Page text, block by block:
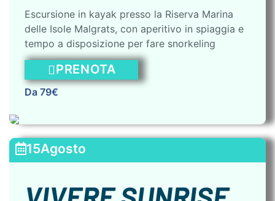
Escursione in kayak presso la Riserva Marina
delle Isole Malgrats, con aperitivo in spiaggia e
tempo a disposizione per fare snorkeling
PRENOTA
Da 79€
15Agosto